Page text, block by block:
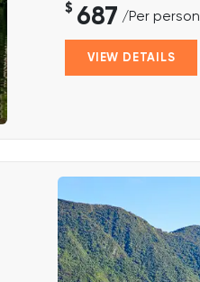
$ 687 /Per person
VIEW DETAILS